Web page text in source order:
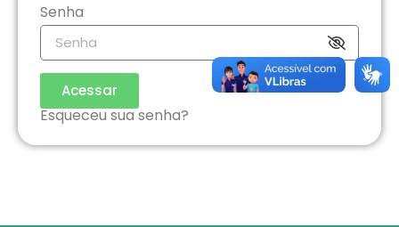
Senha
Acessar
Esqueceu sua senha?